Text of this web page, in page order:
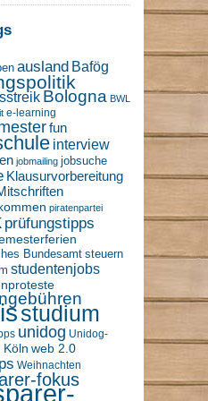
ausland Bafög
Bologna BWL
e-learning
fun
interview
jobmailing jobsuche
Klausurvorbereitung
piratenpartei
prüfungstipps
Bundesamt steuern
studentenjobs
studium
unidog Unidog-
Köln web 2.0
Weihnachten
fokus